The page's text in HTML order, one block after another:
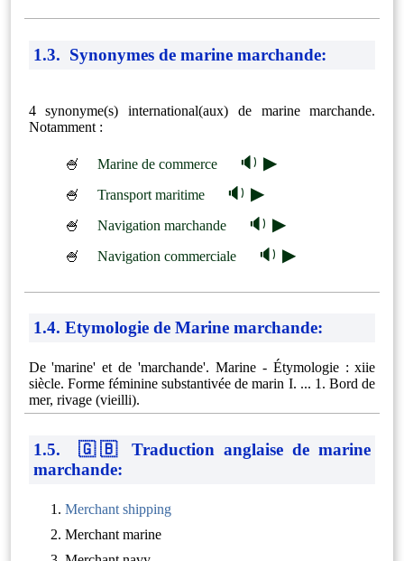
1.3. Synonymes de marine marchande:
4 synonyme(s) international(aux) de marine marchande.
Notamment :
🍧 Marine de commerce 🔉 ▶
🍧 Transport maritime 🔉 ▶
🍧 Navigation marchande 🔉 ▶
🍧 Navigation commerciale 🔉 ▶
1.4. Etymologie de Marine marchande:
De 'marine' et de 'marchande'. Marine - Étymologie : xiie
siècle. Forme féminine substantivée de marin I. ... 1. Bord de
mer, rivage (vieilli).
1.5. 🇬🇧 Traduction anglaise de marine
marchande:
Merchant shipping
Merchant marine